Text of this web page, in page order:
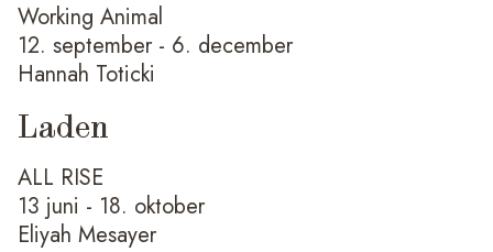
Working Animal
12. september - 6. december
Hannah Toticki
Laden
ALL RISE
13 juni - 18. oktober
Eliyah Mesayer